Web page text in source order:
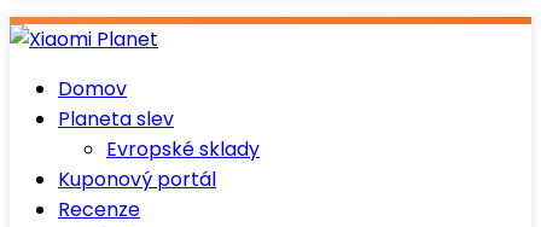
Domov
Planeta slev
Evropské sklady
Kuponový portál
Recenze